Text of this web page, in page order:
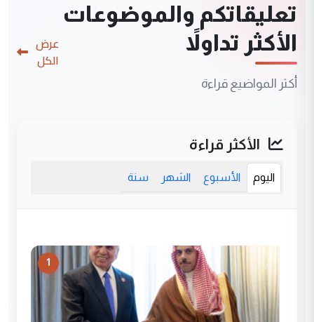
تعليقاتكم والموضوعات
الأكثر تداولاً
أكثر المواضيع قراءة
عرض
الكل
الأكثر قراءة
اليوم الأسبوع الشهر سنة
1